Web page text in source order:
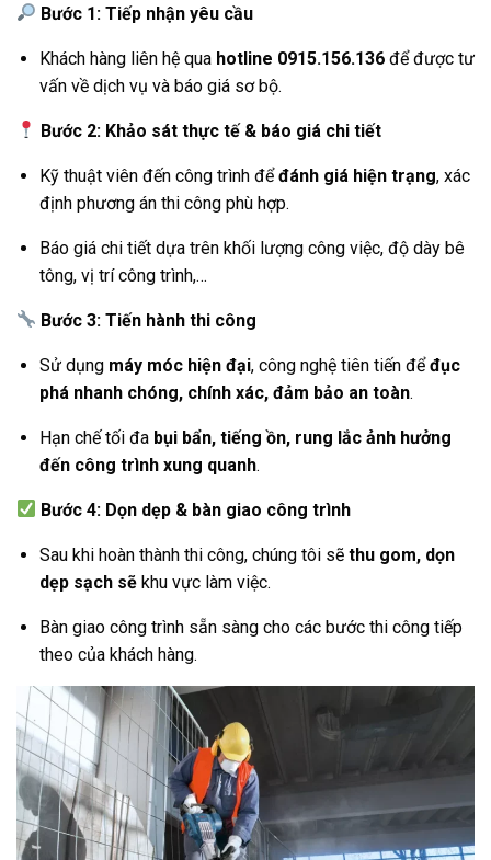
Bước 1: Tiếp nhận yêu cầu
Khách hàng liên hệ qua hotline 0915.156.136để được tư
vấn về dịch vụ và báo giá sơ bộ.
Bước 2: Khảo sát thực tế & báo giá chi tiết
Kỹ thuật viên đến công trình đểđánh giá hiện trạng, xác
định phương án thi công phù hợp.
Báo giá chi tiết dựa trên khối lượng công việc, độ dày bê
tông, vị trí công trình,…
Bước 3: Tiến hành thi công
Sử dụng máy móc hiện đại, công nghệ tiên tiến đểđục
phá nhanh chóng, chính xác, đảm bảo an toàn.
Hạn chế tối đa bụi bẩn, tiếng ồn, rung lắc ảnh hưởng
đến công trình xung quanh.
Bước 4: Dọn dẹp & bàn giao công trình
Sau khi hoàn thành thi công, chúng tôi sẽ thu gom, dọn
dẹp sạch sẽkhu vực làm việc.
Bàn giao công trình sẵn sàng cho các bước thi công tiếp
theo của khách hàng.